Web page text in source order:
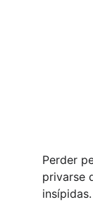
Perder
privarse